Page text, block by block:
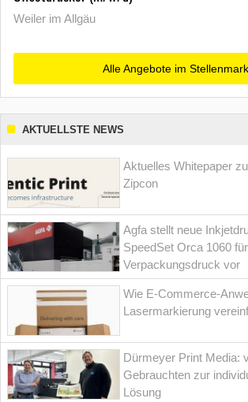
Weiler im Allgäu
Alle Angebote im
AKTUELLSTE NEWS
Aktuelles Whitepaper
Zipcon
Agfa stellt neue
SpeedSet Orca 1060
Verpackungsdruck vor
Wie E-Commerce-
Lasermarkierung
Dürmeyer Print Media:
Gebrauchten zur
Lösung